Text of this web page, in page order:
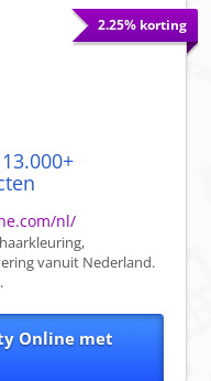
2.25% korting
nl/
vanuit Nederland.
Online met